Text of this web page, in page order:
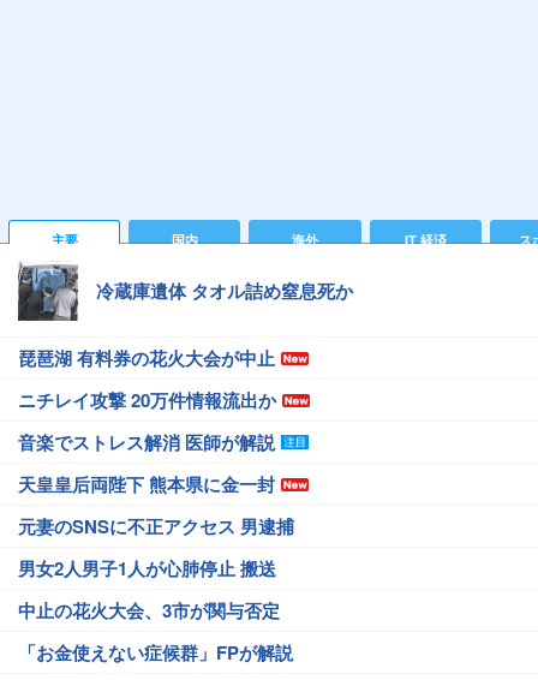
主要 国内 海外 IT 経済 ス
冷蔵庫遺体 タオル詰め窒息死か
琵琶湖 有料券の花火大会が中止
ニチレイ攻撃 20万件情報流出か
音楽でストレス解消 医師が解説
天皇皇后両陛下 熊本県に金一封
元妻のSNSに不正アクセス 男逮捕
男女2人男子1人が心肺停止 搬送
中止の花火大会、3市が関与否定
「お金使えない症候群」FPが解説